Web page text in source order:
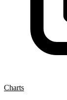
Charts